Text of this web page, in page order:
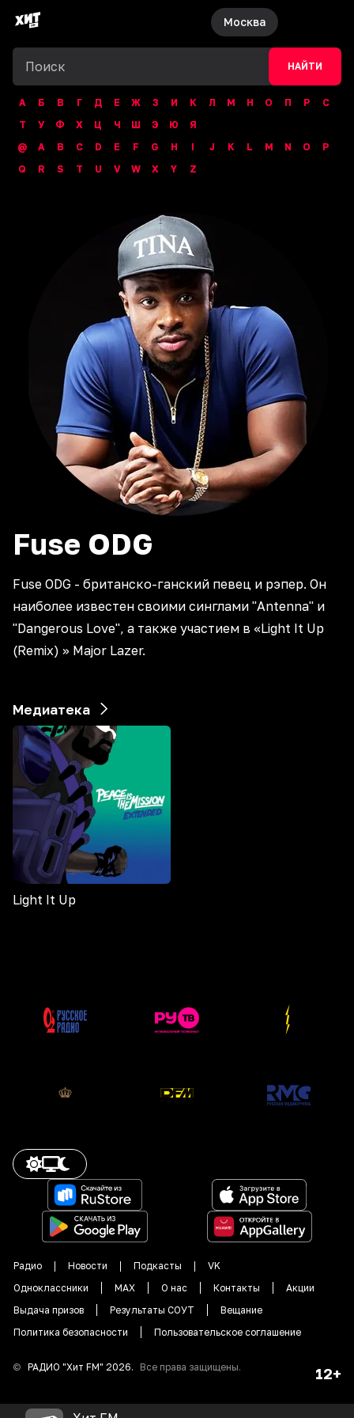
Москва
НАЙТИ
А Б В Г Д Е Ж З И К Л М Н О П Р
С
Т
У Ф Х Ц Ч Ш Э Ю
Я
@
A B C D E F G H I J K L M N O
P
Q
R S T U V W X Y Z
Fuse ODG
Fuse ODG - британско-ганский певец и рэпер. Он
наиболее известен своими синглами "Antenna" и
"Dangerous Love", а также участием в «Light It Up
(Remix) » Major Lazer.
Медиатека
Light It Up
Радио Новости Подкасты
VK
Одноклассники
MAX О нас Контакты
Акции
Выдача призов
Результаты СОУТ
Вещание
Политика безопасности
Пользовательское соглашение
© РАДИО "Хит FM" 2026. Все права защищены. 12+